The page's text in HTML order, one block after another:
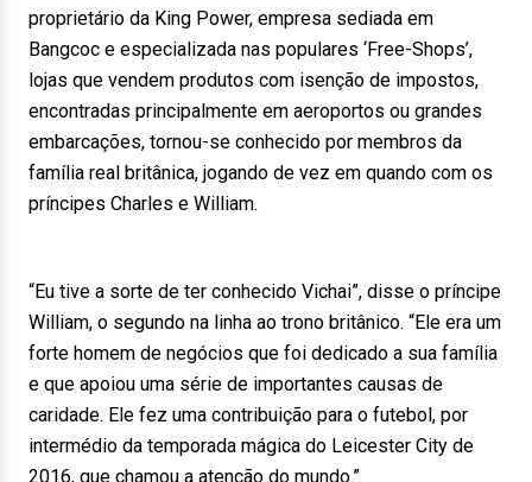
proprietário da King Power, empresa sediada em
Bangcoc e especializada nas populares ‘Free-Shops’,
lojas que vendem produtos com isenção de impostos,
encontradas principalmente em aeroportos ou grandes
embarcações, tornou-se conhecido por membros da
família real britânica, jogando de vez em quando com os
príncipes Charles e William.
“Eu tive a sorte de ter conhecido Vichai”, disse o príncipe
William, o segundo na linha ao trono britânico. “Ele era um
forte homem de negócios que foi dedicado a sua família
e que apoiou uma série de importantes causas de
caridade. Ele fez uma contribuição para o futebol, por
intermédio da temporada mágica do Leicester City de
2016, que chamou a atenção do mundo.”